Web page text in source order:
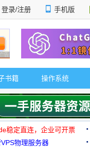
登录/注册 手机版
广告 商业广告，理性选择
书籍 操作系统
稳定直连，企业可开票
物理服务器